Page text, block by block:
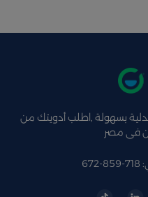
بسهولة ,اطلب أدويتك من
فى مصر